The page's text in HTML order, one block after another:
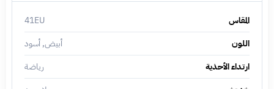
المقاس
41EU
اللون
أبيض, أسود
ارتداء الأحذية
رياضة